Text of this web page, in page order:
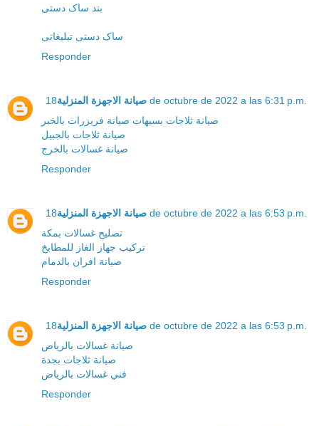
بند ساک دستی
ساک دستی تبلیغاتی
Responder
صيانة الاجهزة المنزلية 18 de octubre de 2022 a las 6:31 p.m.
صيانة ثلاجات بسيهات صيانة فريزرات بالخبر
صيانة ثلاجات بالجبيل
صيانة غسالات بالخرج
Responder
صيانة الاجهزة المنزلية 18 de octubre de 2022 a las 6:53 p.m.
تصليح غسالات بمكة
تركيب جهاز الغاز للمطابخ
صيانة افران بالدمام
Responder
صيانة الاجهزة المنزلية 18 de octubre de 2022 a las 6:53 p.m.
صيانة غسالات بالرياض
صيانة ثلاجات بجدة
فني غسالات بالرياض
Responder